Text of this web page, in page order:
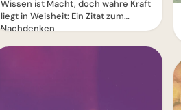
Wissen ist Macht, doch wahre Kraft
liegt in Weisheit: Ein Zitat zum
Nachdenken